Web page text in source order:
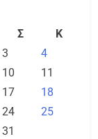
Σ
Κ
3
4
10
11
17
18
24
25
31